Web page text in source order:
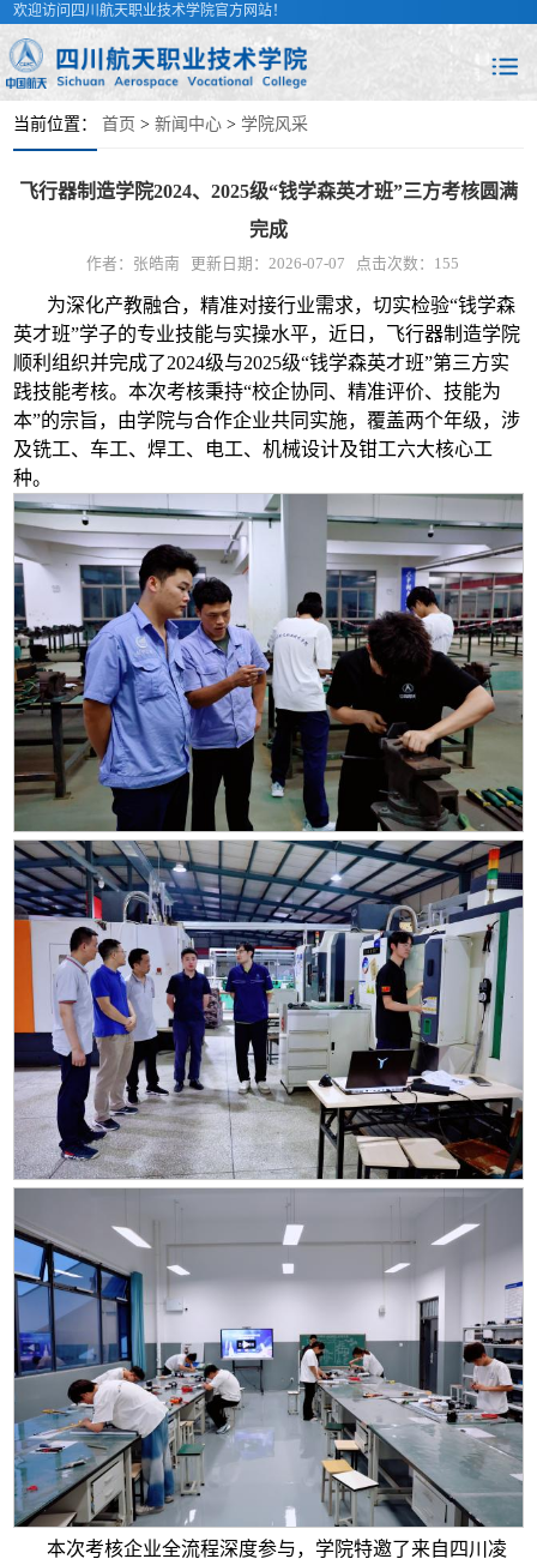
欢迎访问四川航天职业技术学院官方网站！
当前位置： 首页 >新闻中心 >学院风采
飞行器制造学院2024、2025级“钱学森英才班”三方考核圆满
完成
作者：张皓南 更新日期：2026-07-07 点击次数： 155
为深化产教融合，精准对接行业需求，切实检验“钱学森
英才班”学子的专业技能与实操水平，近日，飞行器制造学院
顺利组织并完成了2024级与2025级“钱学森英才班”第三方实
践技能考核。本次考核秉持“校企协同、精准评价、技能为
本”的宗旨，由学院与合作企业共同实施，覆盖两个年级，涉
及铣工、车工、焊工、电工、机械设计及钳工六大核心工
种。
本次考核企业全流程深度参与，学院特邀了来自四川凌